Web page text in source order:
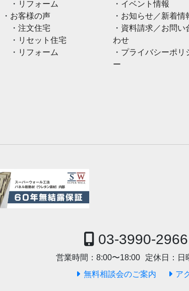
リフォーム
お客様の声
注文住宅
リセット住宅
リフォーム
イベント情報
お知らせ／新着情
資料請求／お問い
わせ
プライバシーポリ
ー
03-3990-2966
営業時間： 8:00〜18:00 定休日： 日
無料相談会のご案内
ア